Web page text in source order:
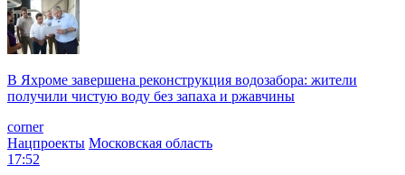
В Яхроме завершена реконструкция водозабора: жители
получили чистую воду без запаха и ржавчины
corner
Нацпроекты Московская область
17:52